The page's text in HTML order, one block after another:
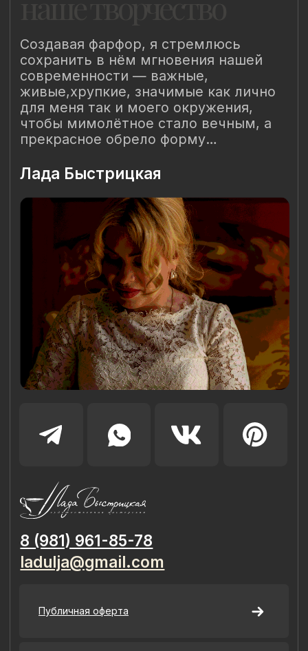
ОГРНИП 318 784 700 212 401
Санкт-Петербург, Сердобольская 65
Наш Сайт использует файлы cookie для Вашего
максимального удобства. Используя наш Сайт, Вы
соглашаетесь с
Политикой использования cookies-файлови
выражаете свое согласие на обработку Ваших
персональных данных с использованием сервисов аналитики
Яндекс.Метрика, AppMetrica, Google Analytics. В случае
Вашего несогласия с обработкой Ваших персональных
данных Вы можете отключить сохранение cookie в
настройках Вашего браузера. Спасибо, что Вы с нами!